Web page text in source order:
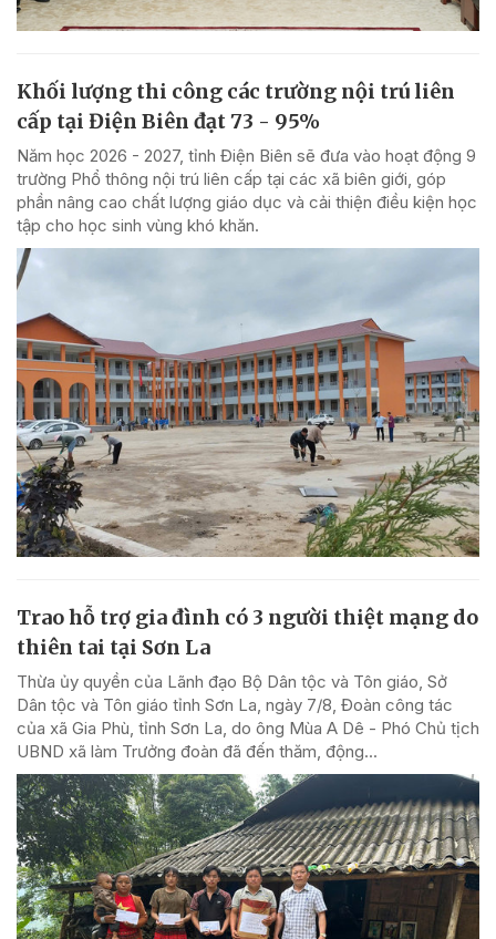
Khối lượng thi công các trường nội trú liên
cấp tại Điện Biên đạt 73 - 95%
Năm học 2026 - 2027, tỉnh Điện Biên sẽ đưa vào hoạt động 9
trường Phổ thông nội trú liên cấp tại các xã biên giới, góp
phần nâng cao chất lượng giáo dục và cải thiện điều kiện học
tập cho học sinh vùng khó khăn.
Trao hỗ trợ gia đình có 3 người thiệt mạng do
thiên tai tại Sơn La
Thừa ủy quyền của Lãnh đạo Bộ Dân tộc và Tôn giáo, Sở
Dân tộc và Tôn giáo tỉnh Sơn La, ngày 7/8, Đoàn công tác
của xã Gia Phù, tỉnh Sơn La, do ông Mùa A Dê - Phó Chủ tịch
UBND xã làm Trưởng đoàn đã đến thăm, động...